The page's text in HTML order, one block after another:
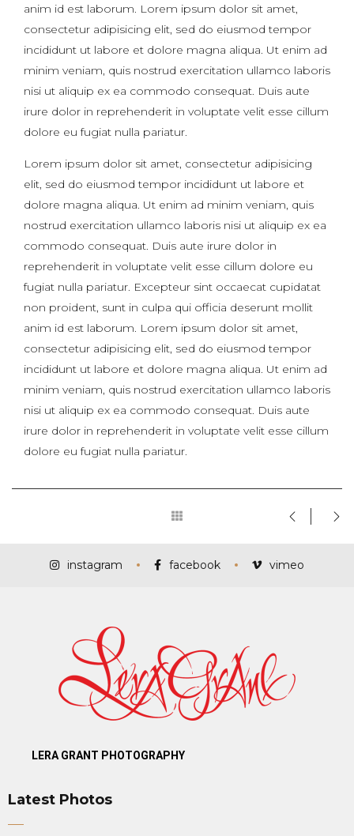
anim id est laborum. Lorem ipsum dolor sit amet,
consectetur adipisicing elit, sed do eiusmod tempor
incididunt ut labore et dolore magna aliqua. Ut enim ad
minim veniam, quis nostrud exercitation ullamco laboris
nisi ut aliquip ex ea commodo consequat. Duis aute
irure dolor in reprehenderit in voluptate velit esse cillum
dolore eu fugiat nulla pariatur.
Lorem ipsum dolor sit amet, consectetur adipisicing
elit, sed do eiusmod tempor incididunt ut labore et
dolore magna aliqua. Ut enim ad minim veniam, quis
nostrud exercitation ullamco laboris nisi ut aliquip ex ea
commodo consequat. Duis aute irure dolor in
reprehenderit in voluptate velit esse cillum dolore eu
fugiat nulla pariatur. Excepteur sint occaecat cupidatat
non proident, sunt in culpa qui officia deserunt mollit
anim id est laborum. Lorem ipsum dolor sit amet,
consectetur adipisicing elit, sed do eiusmod tempor
incididunt ut labore et dolore magna aliqua. Ut enim ad
minim veniam, quis nostrud exercitation ullamco laboris
nisi ut aliquip ex ea commodo consequat. Duis aute
irure dolor in reprehenderit in voluptate velit esse cillum
dolore eu fugiat nulla pariatur.
instagram facebook vimeo
LERA GRANT PHOTOGRAPHY
Latest Photos